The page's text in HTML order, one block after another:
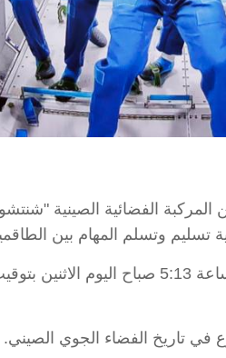
تسليم وتسلم المهام بين
وفتح طاقم مركبة "شنتشو-21" الموجود على متن
في تاريخ الفضاء الجوي الصيني.